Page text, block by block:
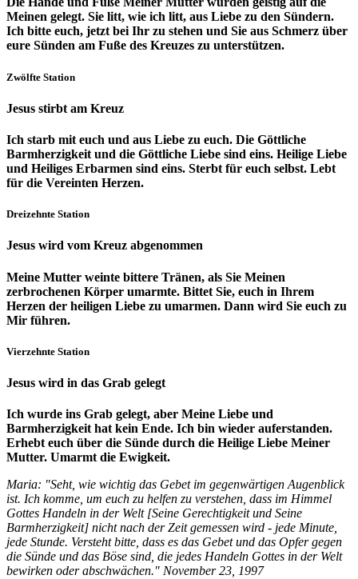
Meinen gelegt. Sie litt, wie ich litt, aus Liebe zu den Sündern.
Ich bitte euch, jetzt bei Ihr zu stehen und Sie aus Schmerz über
eure Sünden am Fuße des Kreuzes zu unterstützen.
Zwölfte Station
Jesus stirbt am Kreuz
Ich starb mit euch und aus Liebe zu euch. Die Göttliche
Barmherzigkeit und die Göttliche Liebe sind eins. Heilige Liebe
und Heiliges Erbarmen sind eins. Sterbt für euch selbst. Lebt
für die Vereinten Herzen.
Dreizehnte Station
Jesus wird vom Kreuz abgenommen
Meine Mutter weinte bittere Tränen, als Sie Meinen
zerbrochenen Körper umarmte. Bittet Sie, euch in Ihrem
Herzen der heiligen Liebe zu umarmen. Dann wird Sie euch zu
Mir führen.
Vierzehnte Station
Jesus wird in das Grab gelegt
Ich wurde ins Grab gelegt, aber Meine Liebe und
Barmherzigkeit hat kein Ende. Ich bin wieder auferstanden.
Erhebt euch über die Sünde durch die Heilige Liebe Meiner
Mutter. Umarmt die Ewigkeit.
Maria: "Seht, wie wichtig das Gebet im gegenwärtigen Augenblick
ist. Ich komme, um euch zu helfen zu verstehen, dass im Himmel
Gottes Handeln in der Welt [Seine Gerechtigkeit und Seine
Barmherzigkeit] nicht nach der Zeit gemessen wird - jede Minute,
jede Stunde. Versteht bitte, dass es das Gebet und das Opfer gegen
die Sünde und das Böse sind, die jedes Handeln Gottes in der Welt
bewirken oder abschwächen." November 23, 1997